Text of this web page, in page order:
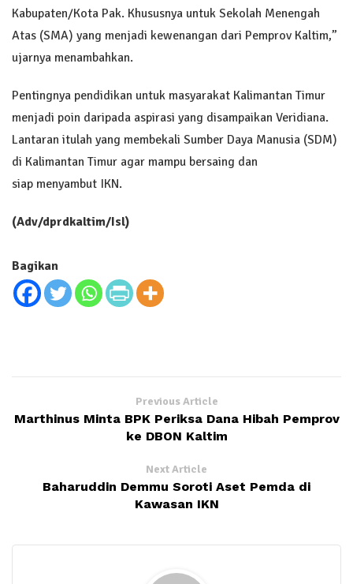
Kabupaten/Kota Pak. Khususnya untuk Sekolah Menengah
Atas (SMA) yang menjadi kewenangan dari Pemprov Kaltim,”
ujarnya menambahkan.
Pentingnya pendidikan untuk masyarakat Kalimantan Timur
menjadi poin daripada aspirasi yang disampaikan Veridiana.
Lantaran itulah yang membekali Sumber Daya Manusia (SDM)
di Kalimantan Timur agar mampu bersaing dan
siap menyambut IKN.
(Adv/dprdkaltim/Isl)
Bagikan
Previous Article
Marthinus Minta BPK Periksa Dana Hibah Pemprov
ke DBON Kaltim
Next Article
Baharuddin Demmu Soroti Aset Pemda di
Kawasan IKN